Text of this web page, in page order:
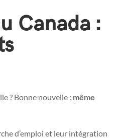
Canada :
? Bonne nouvelle : même
d’emploi et leur intégration